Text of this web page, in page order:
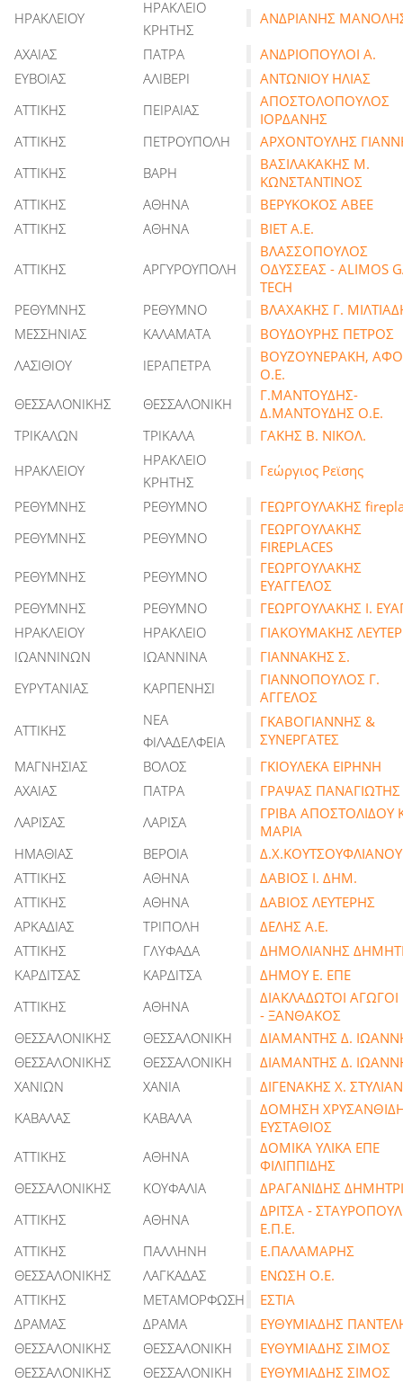
ΗΡΑΚΛΕΙΟΥ
ΗΡΑΚΛΕΙΟ
ΚΡΗΤΗΣ
ΑΝΔΡΙΑΝΗΣ
ΑΧΑΙΑΣ
ΠΑΤΡΑ
ΑΝΔΡΙΟΠΟΥΛΟΙ Α.
ΕΥΒΟΙΑΣ
ΑΛΙΒΕΡΙ
ΑΝΤΩΝΙΟΥ ΗΛΙΑΣ
ΑΤΤΙΚΗΣ
ΠΕΙΡΑΙΑΣ
ΑΠΟΣΤΟΛΟΠΟΥΛΟΣ
ΙΟΡΔΑΝΗΣ
ΑΤΤΙΚΗΣ
ΠΕΤΡΟΥΠΟΛΗ
ΑΡΧΟΝΤΟΥΛΗΣ
ΑΤΤΙΚΗΣ
ΒΑΡΗ
ΒΑΣΙΛΑΚΑΚΗΣ Μ.
ΚΩΝΣΤΑΝΤΙΝΟΣ
ΑΤΤΙΚΗΣ
ΑΘΗΝΑ
ΒΕΡΥΚΟΚΟΣ ΑΒΕΕ
ΑΤΤΙΚΗΣ
ΑΘΗΝΑ ΒΙΕΤ Α.Ε.
ΑΤΤΙΚΗΣ ΑΡΓΥΡΟΥΠΟΛΗ
ΒΛΑΣΣΟΠΟΥΛΟΣ
ΟΔΥΣΣΕΑΣ - ALIMOS
TECH
ΡΕΘΥΜΝΗΣ
ΡΕΘΥΜΝΟ
ΒΛΑΧΑΚΗΣ Γ.
ΜΕΣΣΗΝΙΑΣ
ΚΑΛΑΜΑΤΑ
ΒΟΥΔΟΥΡΗΣ ΠΕΤΡΟΣ
ΛΑΣΙΘΙΟΥ
ΙΕΡΑΠΕΤΡΑ
ΒΟΥΖΟΥΝΕΡΑΚΗ,
Ο.E.
ΘΕΣΣΑΛΟΝΙΚΗΣ
ΘΕΣΣΑΛΟΝΙΚΗ
Γ.ΜΑΝΤΟΥΔΗΣ-
Δ.ΜΑΝΤΟΥΔΗΣ Ο.Ε.
ΤΡΙΚΑΛΩΝ
ΤΡΙΚΑΛΑ
ΓΑΚΗΣ Β. ΝΙΚΟΛ.
ΗΡΑΚΛΕΙΟΥ
ΗΡΑΚΛΕΙΟ
ΚΡΗΤΗΣ
Γεώργιος Ρεϊσης
ΡΕΘΥΜΝΗΣ
ΡΕΘΥΜΝΟ
ΓΕΩΡΓΟΥΛΑΚΗΣ
ΡΕΘΥΜΝΗΣ
ΡΕΘΥΜΝΟ
ΓΕΩΡΓΟΥΛΑΚΗΣ
FIREPLACES
ΡΕΘΥΜΝΗΣ
ΡΕΘΥΜΝΟ
ΓΕΩΡΓΟΥΛΑΚΗΣ
ΕΥΑΓΓΕΛΟΣ
ΡΕΘΥΜΝΗΣ
ΡΕΘΥΜΝΟ
ΓΕΩΡΓΟΥΛΑΚΗΣ Ι.
ΗΡΑΚΛΕΙΟΥ
ΗΡΑΚΛΕΙΟ
ΓΙΑΚΟΥΜΑΚΗΣ
ΙΩΑΝΝΙΝΩΝ
ΙΩΑΝΝΙΝΑ
ΓΙΑΝΝΑΚΗΣ Σ.
ΕΥΡΥΤΑΝΙΑΣ
ΚΑΡΠΕΝΗΣΙ
ΓΙΑΝΝΟΠΟΥΛΟΣ Γ.
ΑΓΓΕΛΟΣ
ΑΤΤΙΚΗΣ
ΝΕΑ
ΦΙΛΑΔΕΛΦΕΙΑ
ΓΚΑΒΟΓΙΑΝΝΗΣ &
ΣΥΝΕΡΓΑΤΕΣ
ΜΑΓΝΗΣΙΑΣ
ΒΟΛΟΣ
ΓΚΙΟΥΛΕΚΑ ΕΙΡΗΝΗ
ΑΧΑΙΑΣ
ΠΑΤΡΑ
ΓΡΑΨΑΣ ΠΑΝΑΓΙΩΤΗΣ
ΛΑΡΙΣΑΣ
ΛΑΡΙΣΑ
ΓΡΙΒΑ ΑΠΟΣΤΟΛΙΔΟΥ
ΜΑΡΙΑ
ΗΜΑΘΙΑΣ
ΒΕΡΟΙΑ
Δ.Χ.ΚΟΥΤΣΟΥΦΛΙΑΝΟΥ
ΑΤΤΙΚΗΣ
ΑΘΗΝΑ
ΔΑΒΙΟΣ Ι. ΔΗΜ.
ΑΤΤΙΚΗΣ
ΑΘΗΝΑ
ΔΑΒΙΟΣ ΛΕΥΤΕΡΗΣ
ΑΡΚΑΔΙΑΣ
ΤΡΙΠΟΛΗ
ΔΕΛΗΣ Α.Ε.
ΑΤΤΙΚΗΣ
ΓΛΥΦΑΔΑ
ΔΗΜΟΛΙΑΝΗΣ
ΚΑΡΔΙΤΣΑΣ
ΚΑΡΔΙΤΣΑ
ΔΗΜΟΥ Ε. ΕΠΕ
ΑΤΤΙΚΗΣ
ΑΘΗΝΑ
ΔΙΑΚΛΑΔΩΤΟΙ ΑΓΩΓΟΙ
- ΞΑΝΘΑΚΟΣ
ΘΕΣΣΑΛΟΝΙΚΗΣ
ΘΕΣΣΑΛΟΝΙΚΗ
ΔΙΑΜΑΝΤΗΣ Δ.
ΘΕΣΣΑΛΟΝΙΚΗΣ
ΘΕΣΣΑΛΟΝΙΚΗ
ΔΙΑΜΑΝΤΗΣ Δ.
ΧΑΝΙΩΝ
ΧΑΝΙΑ
ΔΙΓΕΝΑΚΗΣ Χ.
ΚΑΒΑΛΑΣ
ΚΑΒΑΛΑ
ΔΟΜΗΣΗ
ΕΥΣΤΑΘΙΟΣ
ΑΤΤΙΚΗΣ
ΑΘΗΝΑ
ΔΟΜΙΚΑ ΥΛΙΚΑ ΕΠΕ
ΦΙΛΙΠΠΙΔΗΣ
ΘΕΣΣΑΛΟΝΙΚΗΣ
ΚΟΥΦΑΛΙΑ
ΔΡΑΓΑΝΙΔΗΣ
ΑΤΤΙΚΗΣ
ΑΘΗΝΑ
ΔΡΙΤΣΑ -
Ε.Π.Ε.
ΑΤΤΙΚΗΣ
ΠΑΛΛΗΝΗ
Ε.ΠΑΛΑΜΑΡΗΣ
ΘΕΣΣΑΛΟΝΙΚΗΣ
ΛΑΓΚΑΔΑΣ
ΕΝΩΣΗ Ο.Ε.
ΑΤΤΙΚΗΣ
ΜΕΤΑΜΟΡΦΩΣΗ
ΕΣΤΙΑ
ΔΡΑΜΑΣ
ΔΡΑΜΑ
ΕΥΘΥΜΙΑΔΗΣ
ΘΕΣΣΑΛΟΝΙΚΗΣ
ΘΕΣΣΑΛΟΝΙΚΗ
ΕΥΘΥΜΙΑΔΗΣ ΣΙΜΟΣ
ΘΕΣΣΑΛΟΝΙΚΗΣ
ΘΕΣΣΑΛΟΝΙΚΗ
ΕΥΘΥΜΙΑΔΗΣ ΣΙΜΟΣ